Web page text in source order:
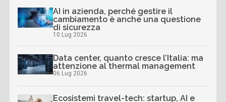
AI in azienda, perché gestire il
cambiamento è anche una questione
di sicurezza
10 Lug 2026
Data center, quanto cresce l’Italia: ma
attenzione al thermal management
06 Lug 2026
Ecosistemi travel-tech: startup, AI e